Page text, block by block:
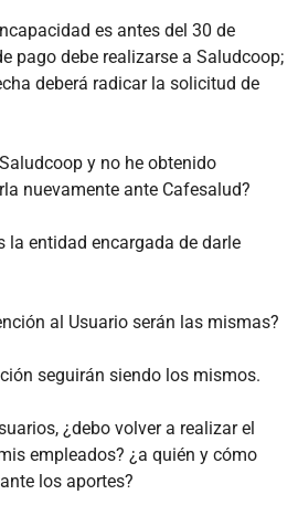
es antes del 30 de
pago debe realizarse a Saludcoop;
deberá radicar la solicitud de
y no he obtenido
nuevamente ante Cafesalud?
la entidad encargada de darle
al Usuario serán las mismas?
seguirán siendo los mismos.
¿debo volver a realizar el
empleados? ¿a quién y cómo
los aportes?